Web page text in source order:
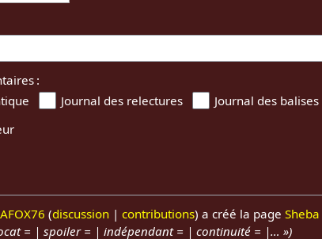
:
Journal des relectures
Journal des balises
discussion contributions a créé la page Sheba
= | spoiler = | indépendant = | continuité = |… »)